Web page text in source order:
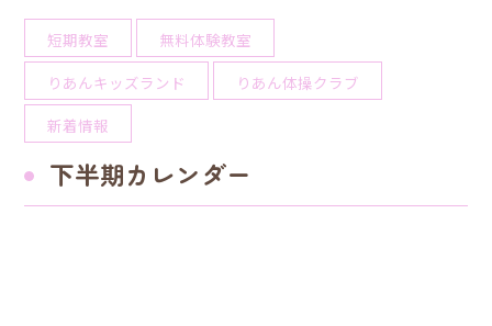
短期教室
無料体験教室
りあんキッズランド
りあん体操クラブ
新着情報
下半期カレンダー